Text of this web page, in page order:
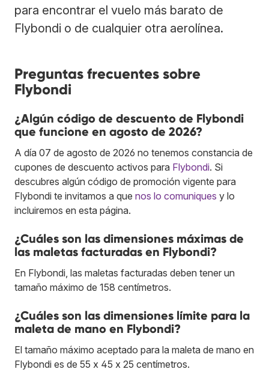
para encontrar el vuelo más barato de
Flybondi o de cualquier otra aerolínea.
Preguntas frecuentes sobre
Flybondi
¿Algún código de descuento de Flybondi
que funcione en agosto de 2026?
A día 07 de agosto de 2026 no tenemos constancia de
cupones de descuento activos para Flybondi. Si
descubres algún código de promoción vigente para
Flybondi te invitamos a que nos lo comuniques y lo
incluiremos en esta página.
¿Cuáles son las dimensiones máximas de
las maletas facturadas en Flybondi?
En Flybondi, las maletas facturadas deben tener un
tamaño máximo de 158 centímetros.
¿Cuáles son las dimensiones límite para la
maleta de mano en Flybondi?
El tamaño máximo aceptado para la maleta de mano en
Flybondi es de 55 x 45 x 25 centímetros.